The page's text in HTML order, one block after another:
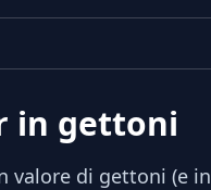
in gettoni
valore di gettoni (e in